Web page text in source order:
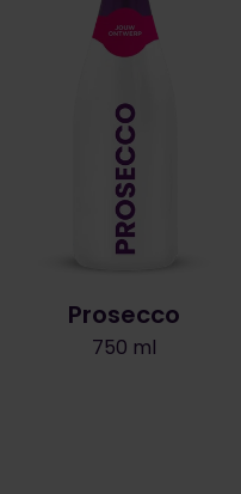
Prosecco
750 ml